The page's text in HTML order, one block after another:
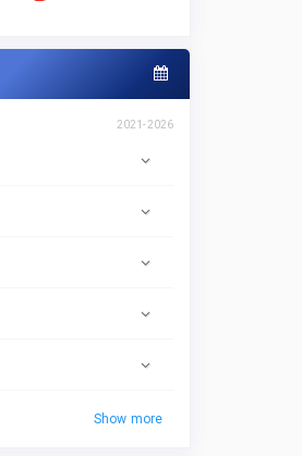
2021-2026
Show more